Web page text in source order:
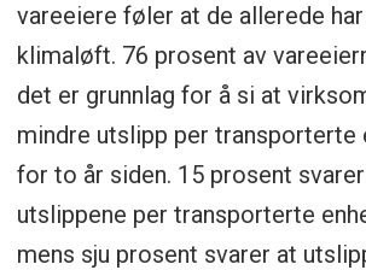
vareeiere føler at de allerede
klimaløft. 76 prosent av
det er grunnlag for å si at
mindre utslipp per transporterte
for to år siden. 15 prosent
utslippene per transporterte
mens sju prosent svarer at